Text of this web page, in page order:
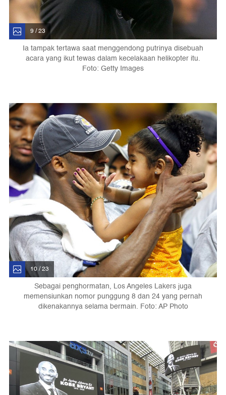
9 / 23
Ia tampak tertawa saat menggendong putrinya disebuah
acara yang ikut tewas dalam kecelakaan helikopter itu.
Foto: Getty Images
10 / 23
Sebagai penghormatan, Los Angeles Lakers juga
memensiunkan nomor punggung 8 dan 24 yang pernah
dikenakannya selama bermain. Foto: AP Photo